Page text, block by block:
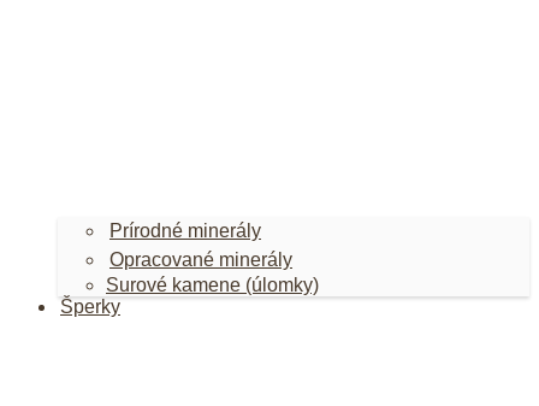
Prírodné minerály
Opracované minerály
Surové kamene (úlomky)
Šperky